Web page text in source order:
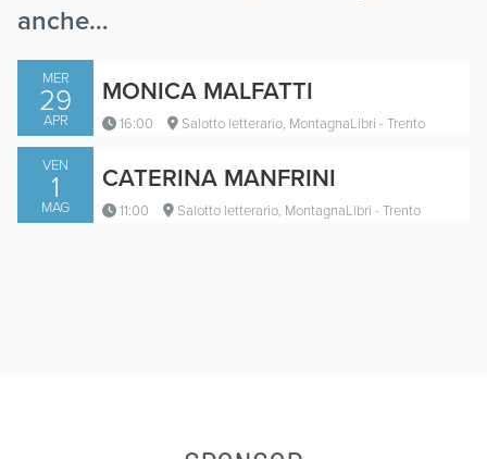
anche…
MER
29
APR
MONICA MALFATTI
16:00 Salotto letterario, MontagnaLibri - Trento
VEN
1
MAG
CATERINA MANFRINI
11:00 Salotto letterario, MontagnaLibri - Trento